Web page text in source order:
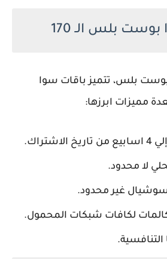
بلس الـ 170
بلس، تتميز باقات سوا
لا محدود.
سوشيال غير محدود.
لكافات شبكات المحمول.
التنافسية.